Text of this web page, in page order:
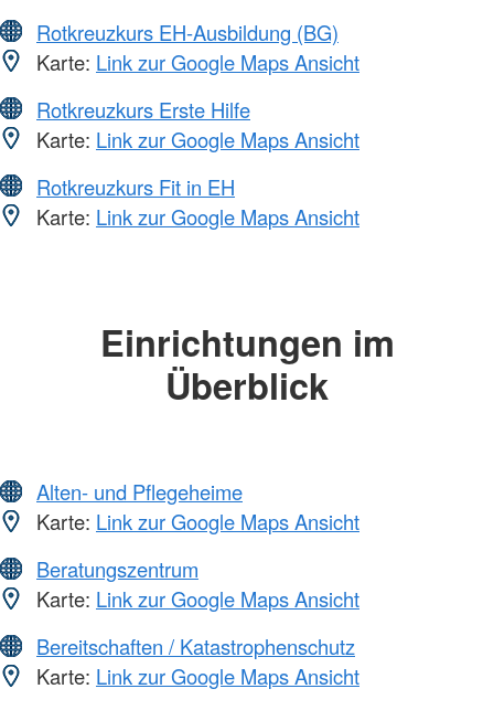
Rotkreuzkurs EH-Ausbildung (BG)
Karte: Link zur Google Maps Ansicht
Rotkreuzkurs Erste Hilfe
Karte: Link zur Google Maps Ansicht
Rotkreuzkurs Fit in EH
Karte: Link zur Google Maps Ansicht
Einrichtungen im
Überblick
Alten- und Pflegeheime
Karte: Link zur Google Maps Ansicht
Beratungszentrum
Karte: Link zur Google Maps Ansicht
Bereitschaften / Katastrophenschutz
Karte: Link zur Google Maps Ansicht